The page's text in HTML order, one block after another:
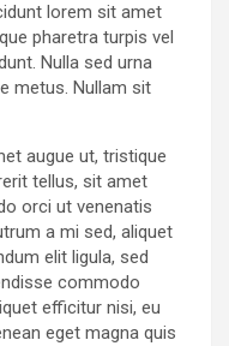
lorem sit amet
pharetra turpis vel
Nulla sed urna
metus. Nullam sit
augue ut, tristique
tellus, sit amet
orci ut venenatis
a mi sed, aliquet
elit ligula, sed
commodo
efficitur nisi, eu
eget magna quis